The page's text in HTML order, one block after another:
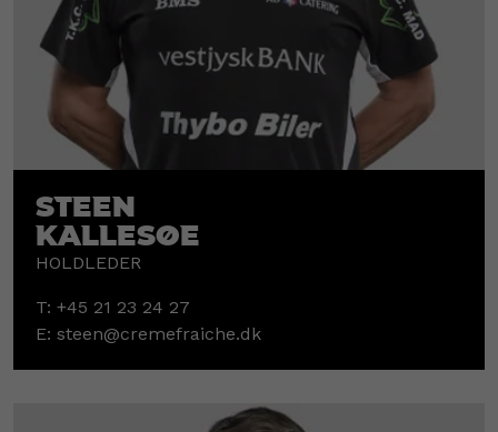
Steen
Kallesøe
HOLDLEDER
T: +45 21 23 24 27
E: steen@cremefraiche.dk